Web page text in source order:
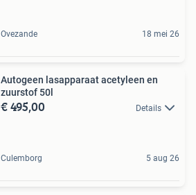
Ovezande 18 mei 26
Autogeen lasapparaat acetyleen en
zuurstof 50l
€ 495,00 Details
Culemborg 5 aug 26